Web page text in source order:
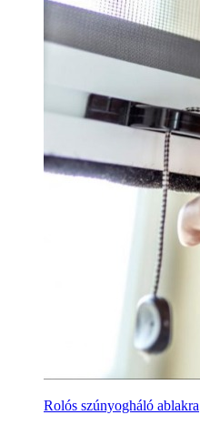
Rolós szúnyogháló ablakra